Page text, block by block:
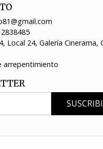
Local 24, Galería Cinerama,
arrepentimiento